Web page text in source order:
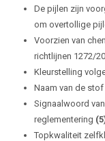
De pijlen zijn
om overtollige
Voorzien van
richtlijnen 1272/
Kleurstelling
Naam van de
Signaalwoord
reglementering
Topkwaliteit